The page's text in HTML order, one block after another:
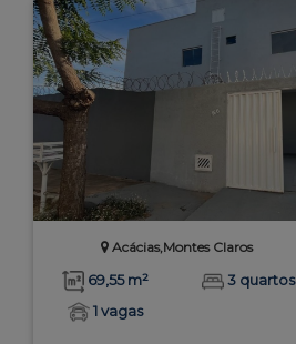
Acácias,Montes Claros
69,55 m² 3 quartos
1 vagas